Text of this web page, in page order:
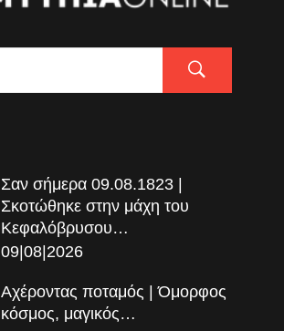
Σαν σήμερα 09.08.1823 |
Σκοτώθηκε στην μάχη του
Κεφαλόβρυσου…
09|08|2026
Αχέροντας ποταμός | Όμορφος
κόσμος, μαγικός…